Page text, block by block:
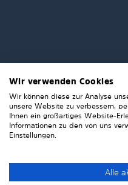
© 2026 Solarplexius. All
Wir verwenden Cookies
Wir können diese zur Analyse
unsere Website zu verbessern,
Ihnen ein großartiges Website-
Informationen zu den von uns
Einstellungen.
Alle